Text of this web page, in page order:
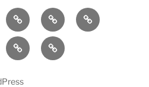
KünstlerBühnenprogramm
Impressionen
Datenschutzerklärung
Impressum